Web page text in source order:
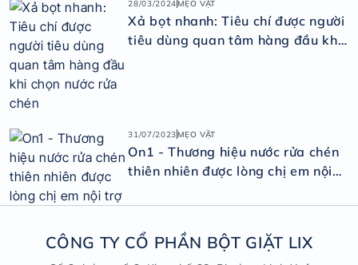
28/03/2024MẸO VẶT
Xả bọt nhanh: Tiêu chí được người
tiêu dùng quan tâm hàng đầu khi
31/07/2023MẸO VẶT
On1 - Thương hiệu nước rửa chén
thiên nhiên được lòng chị em nội
CÔNG TY CỔ PHẦN BỘT GIẶT LIX